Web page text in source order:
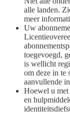
alle landen.
meer
Uw
toegevoegd,
is wellicht
om deze in te
aanvullende
Hoewel u
en